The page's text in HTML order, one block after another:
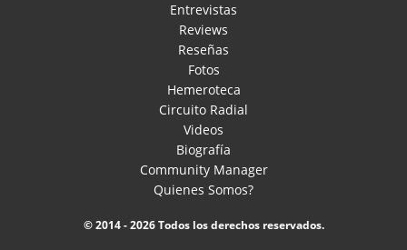
Entrevistas
Reviews
Reseñas
Fotos
Hemeroteca
Circuito Radial
Videos
Biografía
Community Manager
Quienes Somos?
© 2014 - 2026 Todos los derechos reservados.